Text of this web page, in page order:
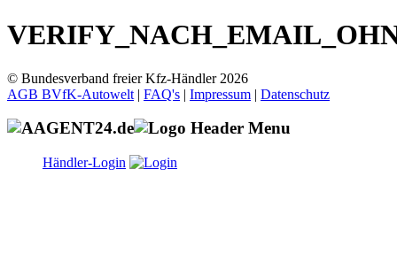
© Bundesverband freier Kfz-Händler 2026
AGB BVfK-Autowelt | FAQ's | Impressum | Datenschutz
Händler-Login